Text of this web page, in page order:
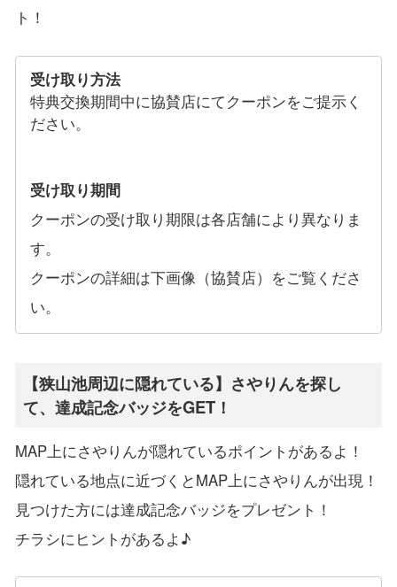
ト！
受け取り方法
特典交換期間中に協賛店にてクーポンをご提示く
ださい。
受け取り期間
クーポンの受け取り期限は各店舗により異なりま
す。
クーポンの詳細は下画像（協賛店）をご覧くださ
い。
【狭山池周辺に隠れている】さやりんを探し
て、達成記念バッジをGET！
MAP上にさやりんが隠れているポイントがあるよ！
隠れている地点に近づくとMAP上にさやりんが出現！
見つけた方には達成記念バッジをプレゼント！
チラシにヒントがあるよ♪